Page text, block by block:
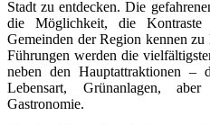
Stadt zu entdecken. Die
die Möglichkeit, die Kontraste
Gemeinden der Region kennen
Führungen werden die
neben den Hauptattraktionen –
Lebensart, Grünanlagen,
Gastronomie.